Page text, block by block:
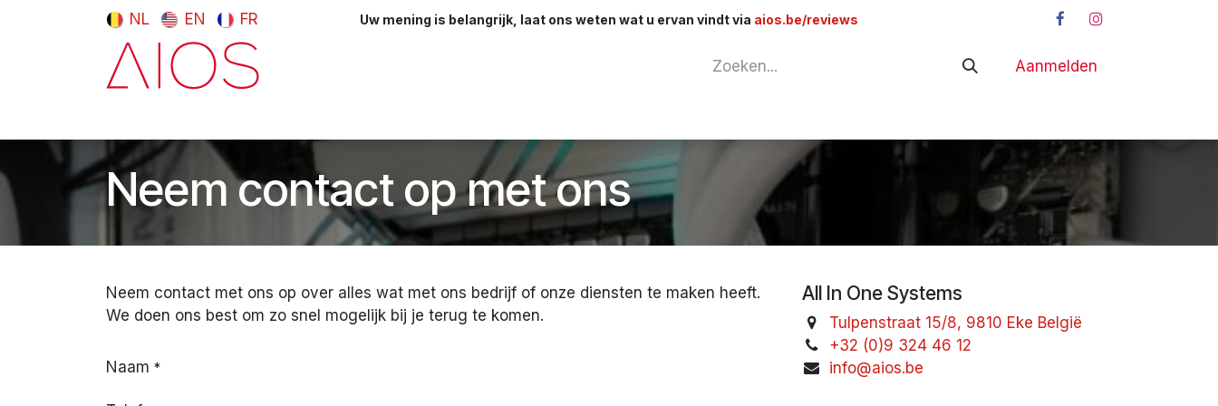
Overslaan naar inhoud
NL EN FR Uw mening is belangrijk, laat ons weten wat u ervan vindt via aios.be/reviews
Aanmelden
Neem contact op met ons
Neem contact met ons op over alles wat met ons bedrijf of onze diensten te maken heeft.
We doen ons best om zo snel mogelijk bij je terug te komen.
Naam *
All In One Systems
Tulpenstraat 15/8, 9810 Eke België
+32 (0)9 324 46 12
info@aios.be